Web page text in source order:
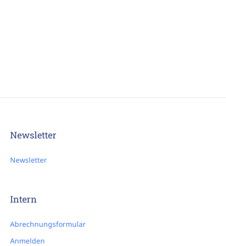
Newsletter
Newsletter
Intern
Abrechnungsformular
Anmelden